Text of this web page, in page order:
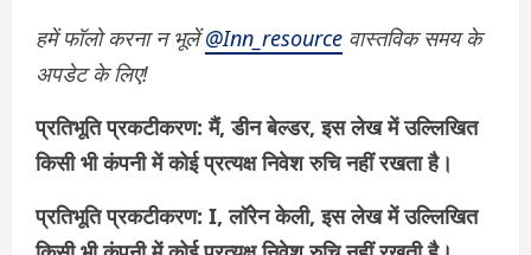
हमें फॉलो करना न भूलें@Inn_resource वास्तविक समय के
अपडेट के लिए!
प्रतिभूति प्रकटीकरण: मैं, डीन बेल्डर, इस लेख में उल्लिखित
किसी भी कंपनी में कोई प्रत्यक्ष निवेश रुचि नहीं रखता है।
प्रतिभूति प्रकटीकरण: I, लॉरेन केली, इस लेख में उल्लिखित